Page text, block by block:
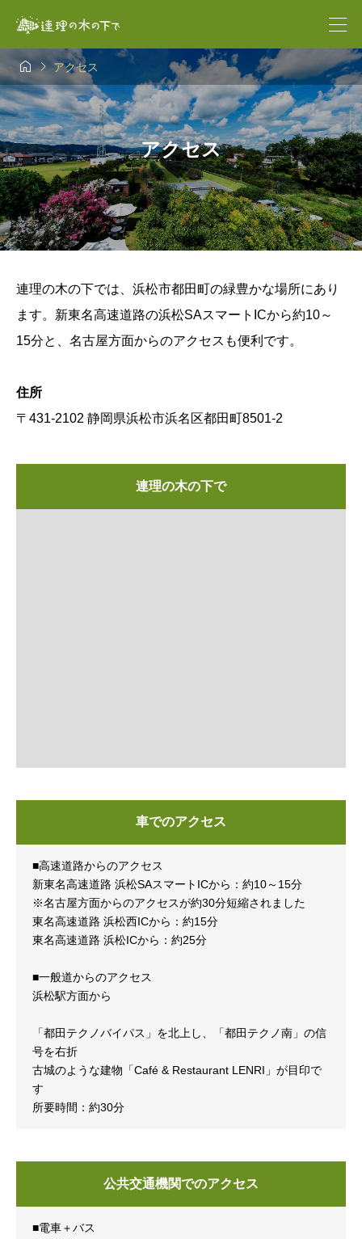
アクセス
アクセス
連理の木の下では、浜松市都田町の緑豊かな場所にあり
ます。新東名高速道路の浜松SAスマートICから約10～
15分と、名古屋方面からのアクセスも便利です。
住所
〒431-2102 静岡県浜松市浜名区都田町8501-2
連理の木の下で
車でのアクセス
■高速道路からのアクセス
新東名高速道路 浜松SAスマートICから：約10～15分
※名古屋方面からのアクセスが約30分短縮されました
東名高速道路 浜松西ICから：約15分
東名高速道路 浜松ICから：約25分
■一般道からのアクセス
浜松駅方面から
「都田テクノバイパス」を北上し、「都田テクノ南」の信
号を右折
古城のような建物「Café & Restaurant LENRI」が目印で
す
所要時間：約30分
公共交通機関でのアクセス
■電車＋バス